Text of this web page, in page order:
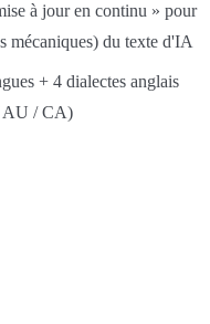
à jour en continu » pour
mécaniques) du texte d'IA
+ 4 dialectes anglais
AU / CA)